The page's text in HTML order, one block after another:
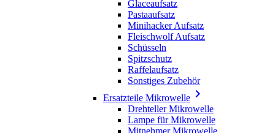
Glaceaufsatz
Pastaaufsatz
Minihacker Aufsatz
Fleischwolf Aufsatz
Schüsseln
Spitzschutz
Raffelaufsatz
Sonstiges Zubehör
Ersatzteile Mikrowelle 
Drehteller Mikrowelle
Lampe für Mikrowelle
Mitnehmer Mikrowelle